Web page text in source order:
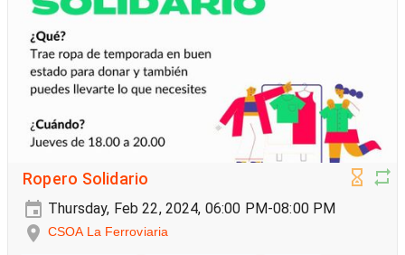
Ropero Solidario
Thursday, Feb 22, 2024, 06:00 PM-08:00 PM
CSOA La Ferroviaria